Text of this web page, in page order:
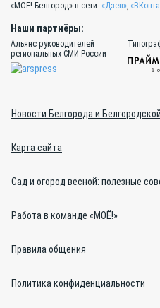
«МОЁ! Белгород» в сети: «Дзен»,
Наши партнёры:
Альянс руководителей
региональных СМИ России
Новости Белгорода и
Карта сайта
Сад и огород весной: полезные
Работа в команде «МОЁ!»
Правила общения
Политика конфиденциальности